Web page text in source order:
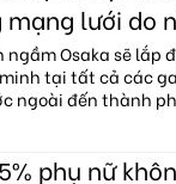
mạng lưới do
ngầm Osaka sẽ
tại tất cả các
ngoài đến thành
phụ nữ